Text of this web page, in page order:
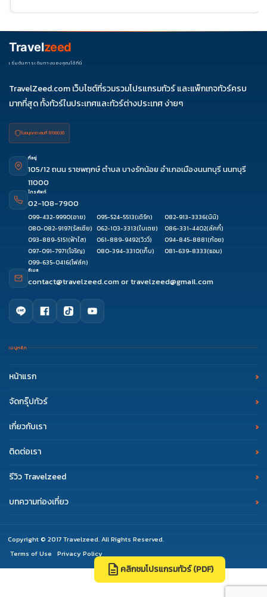
description คลิกชมโปรแกรมทัวร์ (PDF)
ม.ค. 70
01-06
Travelzeed
เริ่มต้นการเดินทางของคุณได้ที่นี่
TravelZeed.com เว็บไซต์ที่รวมรวมโปรแกรมทัวร์ และแพ็กเกจทัวร์ครบ
มากที่สุด ทั้งทัวร์ในประเทศและทัวร์ต่างประเทศ ง่ายๆ
ใบอนุญาต เลขที่ 11/08038
ที่อยู่
105/12 ถนน ราชพฤกษ์ ตำบล บางรักน้อย อำเภอเมืองนนทบุรี นนทบุรี
11000
โทรศัพท์
02-108-7900
099-432-9990(อาย) 095-524-5513(เติร์ก) 082-913-3336(นินิ)
080-082-9197(รัสเซีย) 062-103-3313(ใบเตย) 086-331-4402(ลัคกี้)
093-889-5151(ฟ้าใส) 061-889-9492(วิววี่) 094-845-8881(ก้อย)
097-091-7971(โจริญ) 080-394-3310(เก็บ) 081-639-8333(แอม)
099-635-0416(โฟล์ค)
อีเมล
contact@travelzeed.comortravelzeed@gmail.com
เมนูหลัก
หน้าแรก
จัดกรุ๊ปทัวร์
เกี่ยวกับเรา
ติดต่อเรา
รีวิว Travelzeed
บทความท่องเที่ยว
Copyright © 2017 Travelzeed. All Rights Reserved.
Terms of Use
Privacy Policy